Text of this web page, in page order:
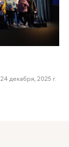
24 декабря, 2025 г.